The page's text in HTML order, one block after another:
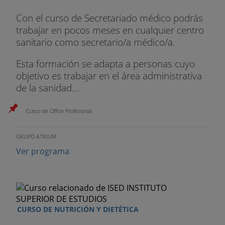
2. Gestión en la Atención Primaria
3. Gestión de la Medicina Familiar y Comunitaria
4. La Informatización de los Sistemas de Salud
Módulo 6: Actividades especiales
1. Proyectos de investigación
2. Ensayos clínicos
3. Biobancos
5. Presentaciones y cursos
Con el curso de Secretariado médico podrás
trabajar en pocos meses en cualquier centro
sanitario como secretario/a médico/a.
Esta formación se adapta a personas cuyo
objetivo es trabajar en el área administrativa
de la sanidad...
Curso de Office Profesional.
GRUPO ATRIUM
Ver programa
CURSO DE NUTRICIÓN Y DIETÉTICA